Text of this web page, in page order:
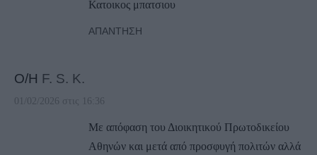
Κατοικος μπατσιου
ΑΠΆΝΤΗΣΗ
Ο/Η F. S. K.
01/02/2026 στις 16:36
Με απόφαση του Διοικητικού Πρωτοδικείου
Αθηνών και μετά από προσφυγή πολιτών αλλά